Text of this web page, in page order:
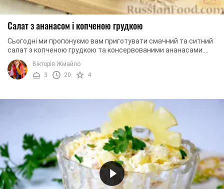
Салат з ананасом і копченою грудкою
Сьогодні ми пропонуємо вам приготувати смачний та ситний
салат з копченою грудкою та консервованими ананасами.
Салат вийде ароматним, поживним, з ...
Вікторія Жмайло
3
20 4